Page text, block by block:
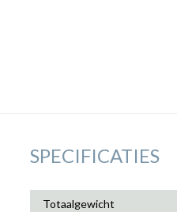
SPECIFICATIES
Totaalgewicht